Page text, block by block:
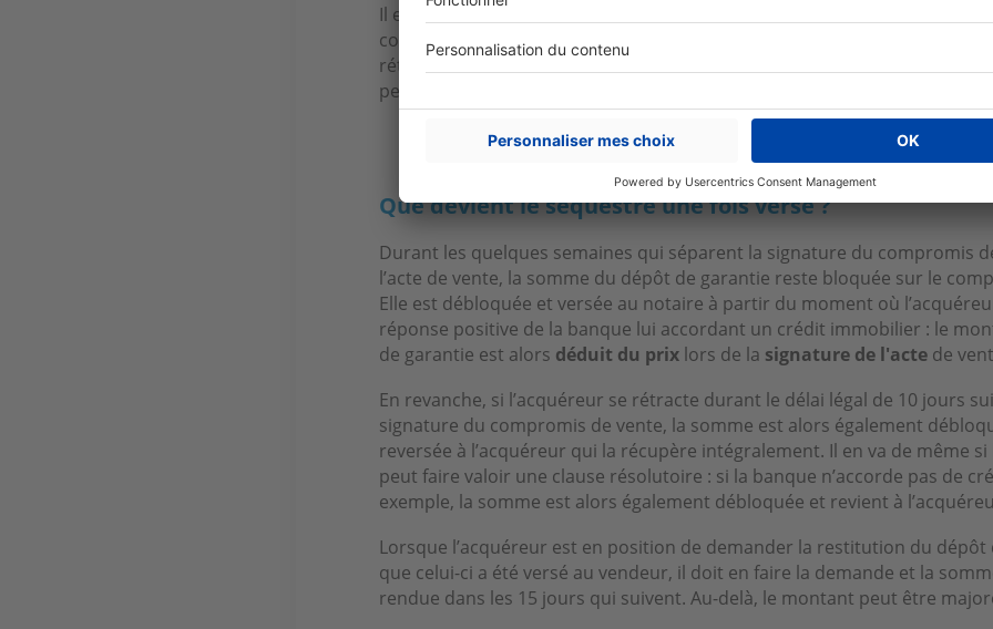
Il est également possible de verser la somme directement au vendeur,
comporte plus de risques en cas de demande de restitution. En effet, en
rétractation ou si les
peut être compliqué.
Que devient le séquestre une fois versé ?
Durant les quelques semaines qui séparent la signature du compromis
l’acte de vente, la somme du dépôt de garantie reste bloquée sur le
Elle est débloquée et versée au notaire à partir du moment où
réponse positive de la banque lui accordant un crédit immobilier : le
de garantie est alors déduit du prix lors de la signature de l'acte de
En revanche, si l’acquéreur se rétracte durant le délai légal de 10 jours
signature du compromis de vente, la somme est alors également
reversée à l’acquéreur qui la récupère intégralement. Il en va de même si
peut faire valoir une clause résolutoire : si la banque n’accorde pas de
exemple, la somme est alors également débloquée et revient à
Lorsque l’acquéreur est en position de demander la restitution du dépôt
que celui-ci a été versé au vendeur, il doit en faire la demande et la
rendue dans les 15 jours qui suivent. Au-delà, le montant peut être